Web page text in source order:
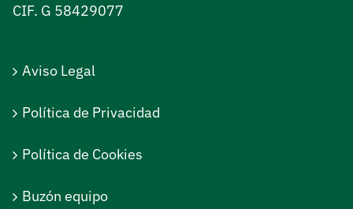
CIF. G 58429077
Aviso Legal
Política de Privacidad
Política de Cookies
Buzón equipo